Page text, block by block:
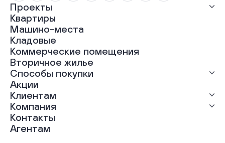
Проекты
Все проекты
ЖК «Абрикос»
ЖК «Гравитация»
ЖК «Грин Гарден»
ЖК «Динамика»
ЖК «Мохито»
ЖК «Современник»
ЖК «Янтарная долина»
Квартиры
Машино-места
Кладовые
Коммерческие помещения
Вторичное жилье
Способы покупки
Выгодная ипотека
Рассрочка
Материнский капитал
Трейд-ин
100% оплата
Акции
Клиентам
Ход строительства
Документы
Выдача ключей
Компания
О нас
Карьера
Контакты
Агентам